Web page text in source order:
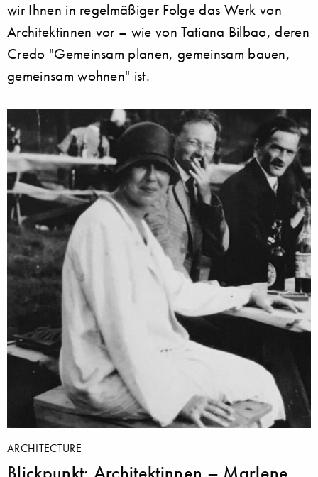
wir Ihnen in regelmäßiger Folge das Werk von
Architektinnen vor – wie von Tatiana Bilbao, deren
Credo "Gemeinsam planen, gemeinsam bauen,
gemeinsam wohnen" ist.
ARCHITECTURE